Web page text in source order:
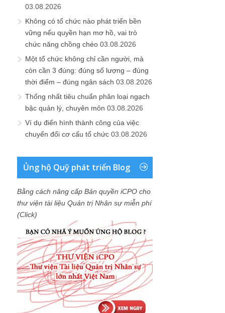
03.08.2026
Không có tổ chức nào phát triển bền
vững nếu quyền hạn mơ hồ, vai trò
chức năng chồng chéo 03.08.2026
Một tổ chức không chỉ cần người, mà
còn cần 3 đúng: đúng số lượng – đúng
thời điểm – đúng ngân sách 03.08.2026
Thống nhất tiêu chuẩn phân loại ngạch
bậc quản lý, chuyên môn 03.08.2026
Ví dụ điển hình thành công của việc
chuyển đổi cơ cấu tổ chức 03.08.2026
Ủng hộ Quỹ phát triển Blog
Bằng cách nâng cấp Bản quyền iCPO cho
thư viện tài liệu Quản trị Nhân sự miễn phí
(Click)